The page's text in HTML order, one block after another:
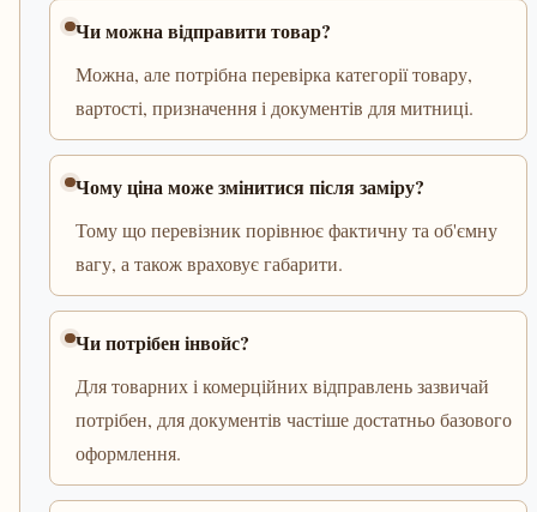
Чи можна відправити товар?
Можна, але потрібна перевірка категорії товару,
вартості, призначення і документів для митниці.
Чому ціна може змінитися після заміру?
Тому що перевізник порівнює фактичну та об'ємну
вагу, а також враховує габарити.
Чи потрібен інвойс?
Для товарних і комерційних відправлень зазвичай
потрібен, для документів частіше достатньо базового
оформлення.